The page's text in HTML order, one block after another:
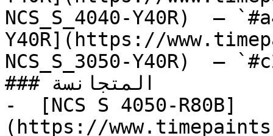
NCS_S_4040-Y40R)  —
Y40R](https://
NCS_S_3050-Y40R)  —
### المتجانسة
-  [NCS S 4050-R80B]
(https://